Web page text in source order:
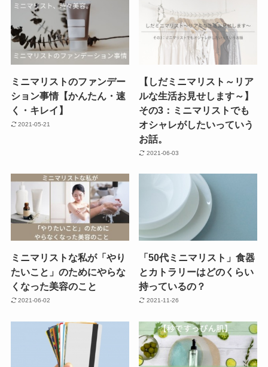
ミニマリストのファンデー
ション事情【かんたん・速
く・キレイ】
2021-05-21
【しだミニマリスト～リア
ルな生活お見せします～】
その3：ミニマリストでも
オシャレがしたいっていう
お話。
2021-06-03
ミニマリストな私が「やり
たいこと」のためにやらな
くなった美容のこと
2021-06-02
「50代ミニマリスト」食器
とカトラリーはどのくらい
持っているの？
2021-11-26